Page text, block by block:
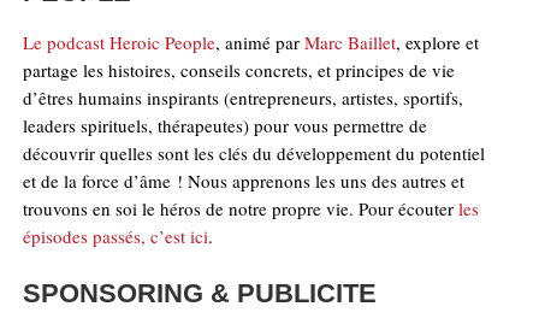
Le podcast Heroic People, animé parMarc Baillet, explore et
partage les histoires, conseils concrets, et principes de vie
d’êtres humains inspirants (entrepreneurs, artistes, sportifs,
leaders spirituels, thérapeutes) pour vous permettre de
découvrir quelles sont les clés du développement du potentiel
et de la force d’âme ! Nous apprenons les uns des autres et
trouvons en soi le héros de notre propre vie. Pour écouterles
épisodes passés, c’est ici.
SPONSORING & PUBLICITE